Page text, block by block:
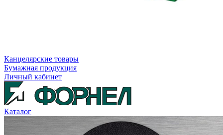
Канцелярские товары
Бумажная продукция
Личный кабинет
Каталог